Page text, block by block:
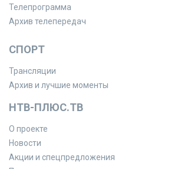
Телепрограмма
Архив телепередач
СПОРТ
Трансляции
Архив и лучшие моменты
НТВ-ПЛЮС.ТВ
О проекте
Новости
Акции и спецпредложения